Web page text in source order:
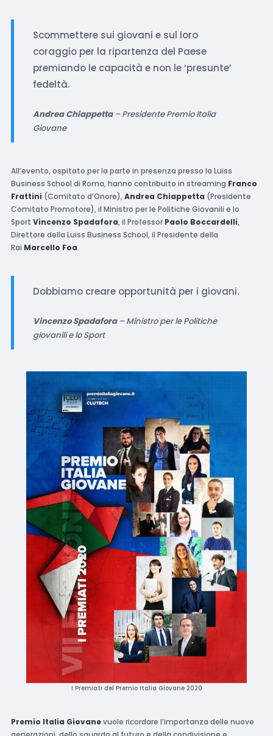
Scommettere sui giovani e sul loro
coraggio per la ripartenza del Paese
premiando le capacità e non le ‘presunte’
fedeltà.
Andrea Chiappetta– Presidente Premio Italia
Giovane
All’evento, ospitato per la parte in presenza presso la Luiss
Business School di Roma, hanno contribuito in streaming Franco
Frattini (Comitato d’Onore),Andrea Chiappetta (Presidente
Comitato Promotore), il Ministro per le Politiche Giovanili e lo
Sport Vincenzo Spadafora, il Professor Paolo Boccardelli,
Direttore della Luiss Business School, il Presidente della
Rai Marcello Foa.
Dobbiamo creare opportunità per i giovani.
Vincenzo Spadafora– Ministro per le Politiche
giovanili e lo Sport
I Premiati del Premio Italia Giovane 2020
Premio Italia Giovanevuole ricordare l’importanza delle nuove